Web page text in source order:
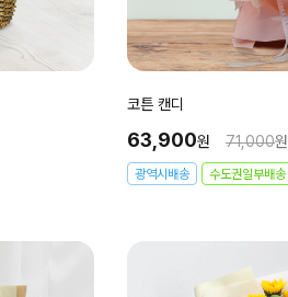
코튼 캔디
63,900원 71,000원
광역시배송 수도권일부배송